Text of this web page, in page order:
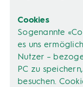
Cookies
Sogenannte
es uns
Nutzer –
PC zu
besuchen.